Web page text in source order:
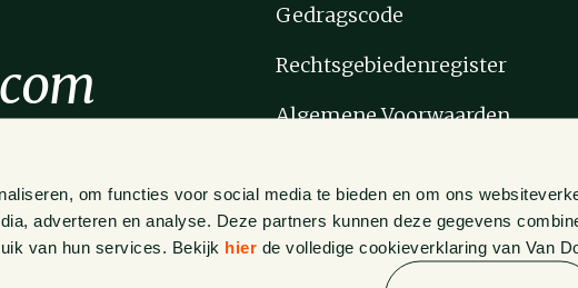
om functies voor social media te bieden en om ons
adverteren en analyse. Deze partners kunnen deze gegevens
van hun services. Bekijk hier de volledige cookieverklaring van Van
Gedragscode
Rechtsgebiedenregister
Algemene Voorwaarden
Cookie Statement